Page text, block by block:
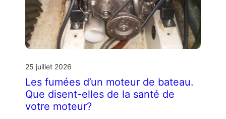
25 juillet 2026
Les fumées d’un moteur de bateau.
Que disent-elles de la santé de
votre moteur?